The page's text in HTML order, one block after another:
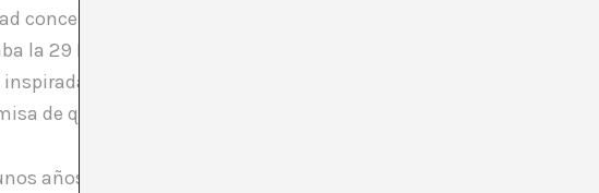
conceptual e ideológica pensada por Mesquita y su equipo de
la 29 Bienal de Sao Paulo bajo la sutil y literaria frase: “”Hay
inspirada en un verso del poeta Jorge de Lima (1895 – 1953) de su
de que el arte sin la relación con la política no podría ni existir.
años que las bienales de Sao Paulo no aceptan envíos